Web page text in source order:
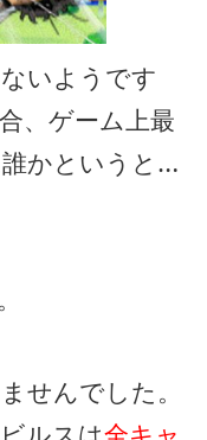
いようです
、ゲーム上最
かというと…
せんでした。